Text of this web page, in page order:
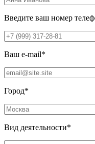
Введите ваш номер
Ваш e-mail*
Город*
Вид деятельности*